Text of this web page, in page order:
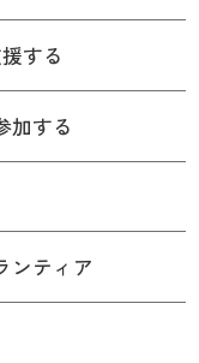
する
加する
ンティア